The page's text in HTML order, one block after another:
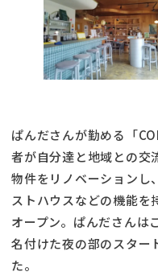
ぱんださんが勤める「
者が自分達と地域との交
物件をリノベーションし
ストハウスなどの機能
オープン。ぱんださんは
名付けた夜の部のスター
た。